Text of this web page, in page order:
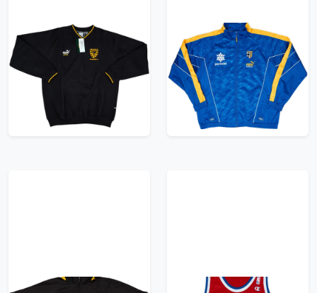
2001-02 Wimbledon
Puma King Sweat Top
209.99£ · ca. €248
1995-97 Parma Puma
King Track Jacket -
8/10 - (XXL)
179.99£ · ca. €212
Trikot kaufen